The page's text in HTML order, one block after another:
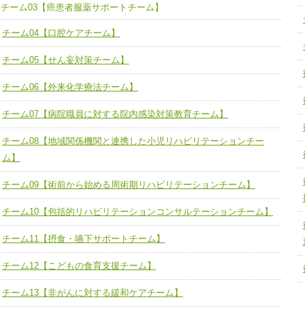
必要に応じて柔軟に医療チームを組織し、強調できる
ユニット３ 多職種連携力
他職種の視点とスキルを学び、相互理解と連携を深める
チーム03【癌患者服薬サポートチーム】
チーム06【外来化学療法チーム】
チーム07【病院職員に対する院内感染対策教育チーム】
チーム08【地域関係機関と連携した小児リハビリテーション
チーム09【術前から始める周術期リハビリテーションチー
ム】
チーム10【包括的リハビリテーションコンサルテーションチ
ーム】
チーム11【摂食・嚥下サポートチーム】
チーム12【こどもの食育支援チーム】
チーム03【癌患者服薬サポートチーム】
チーム04【口腔ケアチーム】
チーム05【せん妄対策チーム】
チーム06【外来化学療法チーム】
チーム07【病院職員に対する院内感染対策教育チーム】
チーム08【地域関係機関と連携した小児リハビリテーションチー
ム】
チーム09【術前から始める周術期リハビリテーションチーム】
チーム10【包括的リハビリテーションコンサルテーションチーム】
チーム11【摂食・嚥下サポートチーム】
チーム12【こどもの食育支援チーム】
チーム13【非がんに対する緩和ケアチーム】